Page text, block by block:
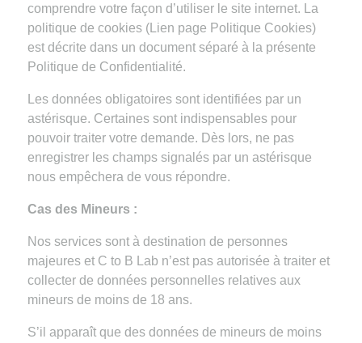
comprendre votre façon d’utiliser le site internet. La
politique de cookies (Lien page Politique Cookies)
est décrite dans un document séparé à la présente
Politique de Confidentialité.
Les données obligatoires sont identifiées par un
astérisque. Certaines sont indispensables pour
pouvoir traiter votre demande. Dès lors, ne pas
enregistrer les champs signalés par un astérisque
nous empêchera de vous répondre.
Cas des Mineurs :
Nos services sont à destination de personnes
majeures et C to B Lab n’est pas autorisée à traiter et
collecter de données personnelles relatives aux
mineurs de moins de 18 ans.
S’il apparaît que des données de mineurs de moins